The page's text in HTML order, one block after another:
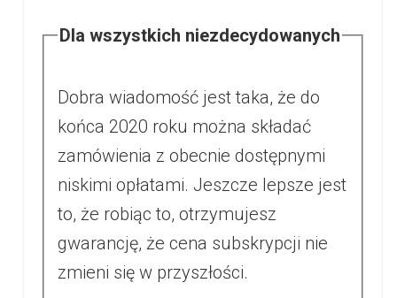
Dla wszystkich niezdecydowanych
Dobra wiadomość jest taka, że do
końca 2020 roku można składać
zamówienia z obecnie dostępnymi
niskimi opłatami. Jeszcze lepsze jest
to, że robiąc to, otrzymujesz
gwarancję, że cena subskrypcji nie
zmieni się w przyszłości.